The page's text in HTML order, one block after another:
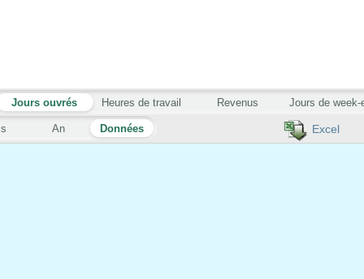
Excel
An Données
Jours ouvrés Heures de travail Revenus Jours de week-